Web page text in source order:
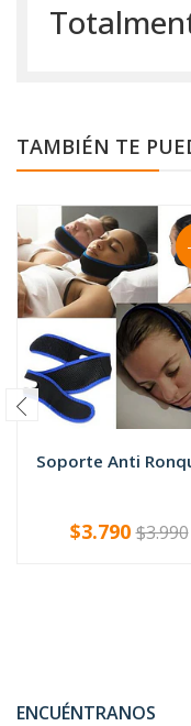
TAMBIÉN TE
Soporte Anti
+
$3.790$3.990
ENCUÉNTRANOS